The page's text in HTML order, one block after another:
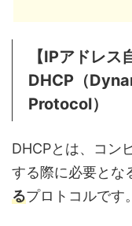
【IPアドレス
DHCP（
Protocol）
DHCPとは、コン
する際に必要とな
るプロトコルです。